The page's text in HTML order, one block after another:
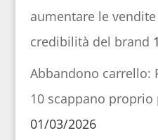
aumentare le
credibilità del brand
Abbandono carrello:
10 scappano proprio
01/03/2026